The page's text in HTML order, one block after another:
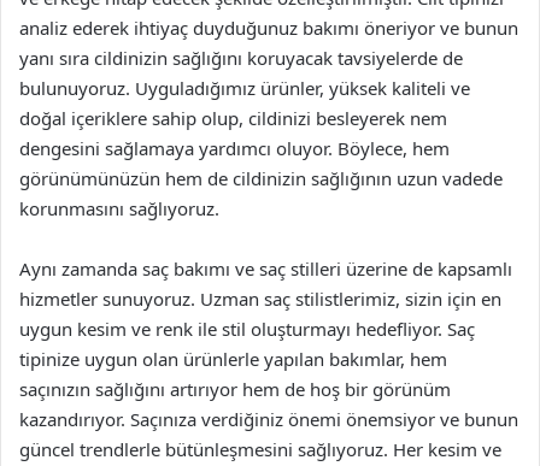
analiz ederek ihtiyaç duyduğunuz bakımı öneriyor ve bunun
yanı sıra cildinizin sağlığını koruyacak tavsiyelerde de
bulunuyoruz. Uyguladığımız ürünler, yüksek kaliteli ve
doğal içeriklere sahip olup, cildinizi besleyerek nem
dengesini sağlamaya yardımcı oluyor. Böylece, hem
görünümünüzün hem de cildinizin sağlığının uzun vadede
korunmasını sağlıyoruz.
Aynı zamanda saç bakımı ve saç stilleri üzerine de kapsamlı
hizmetler sunuyoruz. Uzman saç stilistlerimiz, sizin için en
uygun kesim ve renk ile stil oluşturmayı hedefliyor. Saç
tipinize uygun olan ürünlerle yapılan bakımlar, hem
saçınızın sağlığını artırıyor hem de hoş bir görünüm
kazandırıyor. Saçınıza verdiğiniz önemi önemsiyor ve bunun
güncel trendlerle bütünleşmesini sağlıyoruz. Her kesim ve